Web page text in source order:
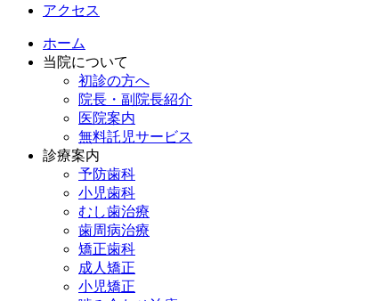
アクセス
ホーム
当院について
初診の方へ
院長・副院長紹介
医院案内
無料託児サービス
診療案内
予防歯科
小児歯科
むし歯治療
歯周病治療
矯正歯科
成人矯正
小児矯正